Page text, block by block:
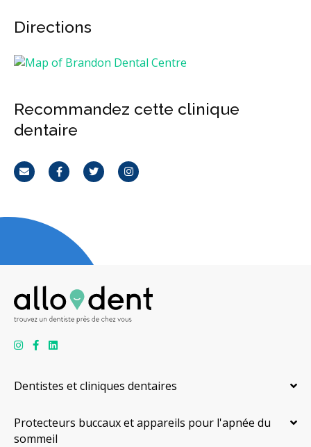
Directions
Recommandez cette clinique
dentaire
CourrielFacebookTwitterInstagram
Dentistes et cliniques dentaires
Protecteurs buccaux et appareils pour l'apnée du
sommeil